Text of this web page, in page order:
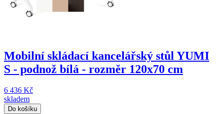
Mobilní skládací kancelářský stůl YUMI
S - podnož bílá - rozměr 120x70 cm
6 436 Kč
skladem
Do košíku